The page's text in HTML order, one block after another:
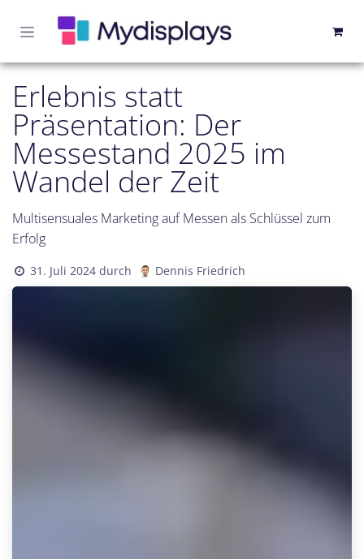
Erlebnis statt
Präsentation: Der
Messestand 2025 im
Wandel der Zeit
Multisensuales Marketing auf Messen als Schlüssel zum
Erfolg
31. Juli 2024 durch Dennis Friedrich